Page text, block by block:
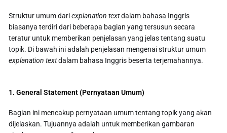
Struktur umum dariexplanation textdalam bahasa Inggris
biasanya terdiri dari beberapa bagian yang tersusun secara
teratur untuk memberikan penjelasan yang jelas tentang suatu
topik. Di bawah ini adalah penjelasan mengenai struktur umum
explanation textdalam bahasa Inggris beserta terjemahannya.
1. General Statement (Pernyataan Umum)
Bagian ini mencakup pernyataan umum tentang topik yang akan
dijelaskan. Tujuannya adalah untuk memberikan gambaran